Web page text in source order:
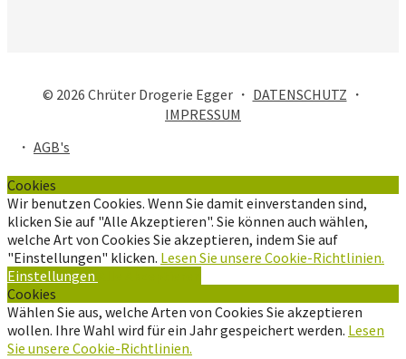
© 2026 Chrüter Drogerie Egger ・ DATENSCHUTZ ・
IMPRESSUM
・ AGB's
Cookies
Wir benutzen Cookies. Wenn Sie damit einverstanden sind,
klicken Sie auf "Alle Akzeptieren". Sie können auch wählen,
welche Art von Cookies Sie akzeptieren, indem Sie auf
"Einstellungen" klicken. Lesen Sie unsere Cookie-Richtlinien.
Einstellungen
Cookies
Wählen Sie aus, welche Arten von Cookies Sie akzeptieren
wollen. Ihre Wahl wird für ein Jahr gespeichert werden. Lesen
Sie unsere Cookie-Richtlinien.